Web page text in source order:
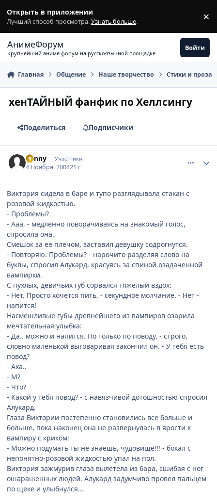
Открыть в приложении
Лучший способ просмотра.Узнать больше. ×
АнимеФорум
Крупнейший аниме-форум на русскоязычной площадке
Войти
Главная Общение Наше творчество Стихи и проза
хенТАЙНЫЙ фанфик по Хеллсингу
Поделиться Подписчики
Sunny Участники
4 Ноября, 200421 г
Виктория сидела в баре и тупо разглядывала стакан с
розовой жидкостью.
- Проблемы?
- Ааа, - медленно поворачиваясь на знакомый голос,
спросила она.
Смешок за ее плечом, заставил девушку содрогнутся.
- Повторяю. Проблемы? - нарочито разделяя слово на
буквы, спросил Алукард, красуясь за спиной озадаченной
вампирки.
С пухлых, девичьих губ сорвался тяжелый вздох:
- Нет. Просто хочется пить, - секундное молчание. - Нет -
напится!
Насмешливые губы древнейшего из вампиров озарила
мечтательная улыбка:
- Да.. можно и напится. Но только по поводу, - строго,
словно маленькой выговаривая закончил он. - У тебя есть
повод?
- Аха..
- М?
- Что?
- Какой у тебя повод? - с навязчивой дотошностью спросил
Алукард.
Глаза Виктории постепенно становились все больше и
больше, пока наконец она не развернулась в ярости к
вампиру с криком:
- Можно подумать ты не знаешь, чудовище!!! - бокал с
непонятно-розовой жидкостью упал на пол.
Виктория зажмурив глаза вылетела из бара, сшибая с ног
ошарашенных людей. Алукард задумчиво провел пальцем
по щеке и улыбнулся...